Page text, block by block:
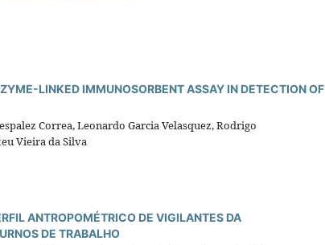
LINKED IMMUNOSORBENT ASSAY IN DETECTION OF
Correa, Leonardo Garcia Velasquez, Rodrigo
Vieira da Silva
ANTROPOMÉTRICO DE VIGILANTES DA
DE TRABALHO